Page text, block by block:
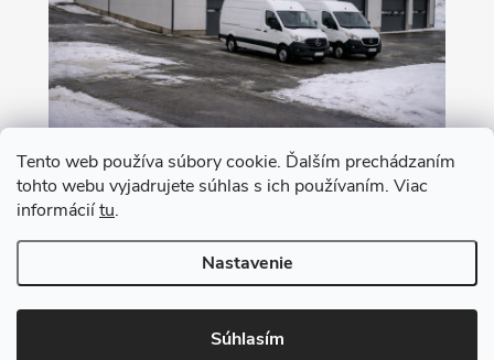
Tento web používa súbory cookie. Ďalším prechádzaním
tohto webu vyjadrujete súhlas s ich používaním. Viac
informáciítu.
Nastavenie
Súhlasím
Nákup na leasing s 0% akontáciou
Copyright 2026MANTECH. Všetky práva vyhradené.Upraviť nastavenie
cookies